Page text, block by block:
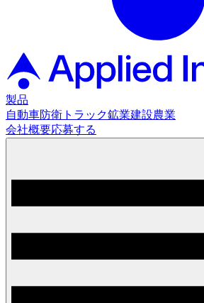
製品
自動車防衛 トラック鉱業建設農業
会社概要応募する